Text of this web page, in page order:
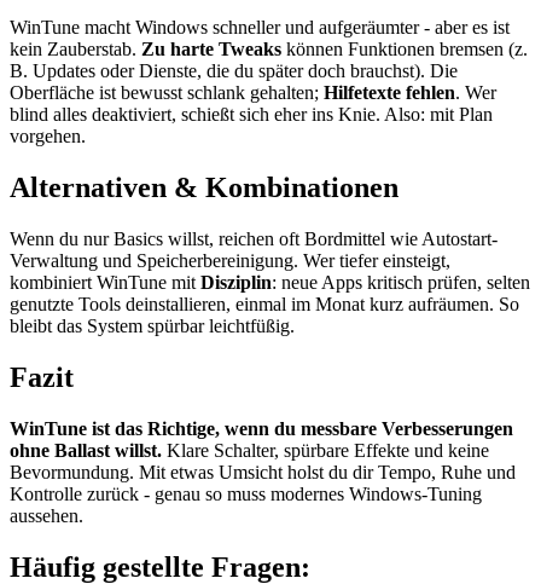
WinTune macht Windows schneller und aufgeräumter - aber es ist
kein Zauberstab. Zu harte Tweaks können Funktionen bremsen (z.
B. Updates oder Dienste, die du später doch brauchst). Die
Oberfläche ist bewusst schlank gehalten; Hilfetexte fehlen. Wer
blind alles deaktiviert, schießt sich eher ins Knie. Also: mit Plan
vorgehen.
Alternativen & Kombinationen
Wenn du nur Basics willst, reichen oft Bordmittel wie Autostart-
Verwaltung und Speicherbereinigung. Wer tiefer einsteigt,
kombiniert WinTune mit Disziplin: neue Apps kritisch prüfen, selten
genutzte Tools deinstallieren, einmal im Monat kurz aufräumen. So
bleibt das System spürbar leichtfüßig.
Fazit
WinTune ist das Richtige, wenn du messbare Verbesserungen
ohne Ballast willst. Klare Schalter, spürbare Effekte und keine
Bevormundung. Mit etwas Umsicht holst du dir Tempo, Ruhe und
Kontrolle zurück - genau so muss modernes Windows-Tuning
aussehen.
Häufig gestellte Fragen: